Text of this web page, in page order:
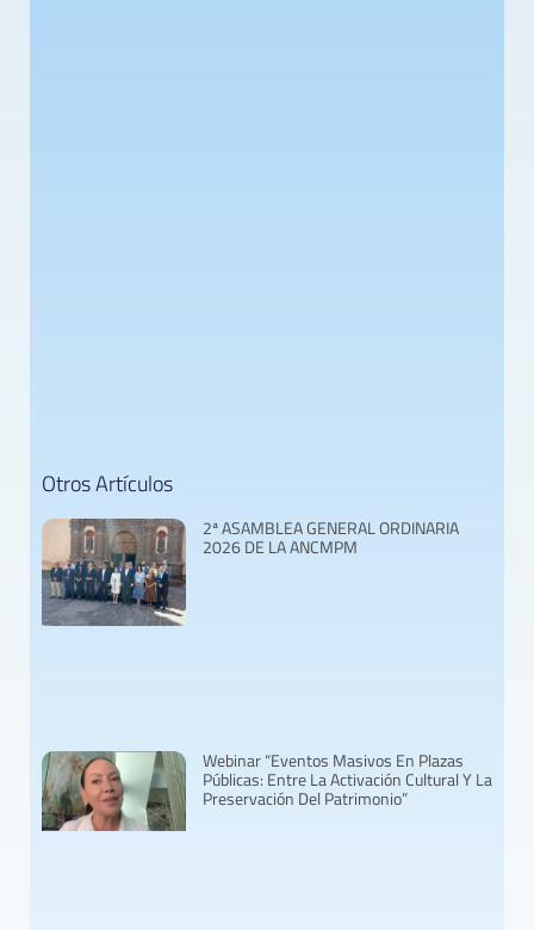
Otros Artículos
2ª ASAMBLEA GENERAL ORDINARIA
2026 DE LA ANCMPM
Webinar “Eventos Masivos En Plazas
Públicas: Entre La Activación Cultural Y La
Preservación Del Patrimonio”